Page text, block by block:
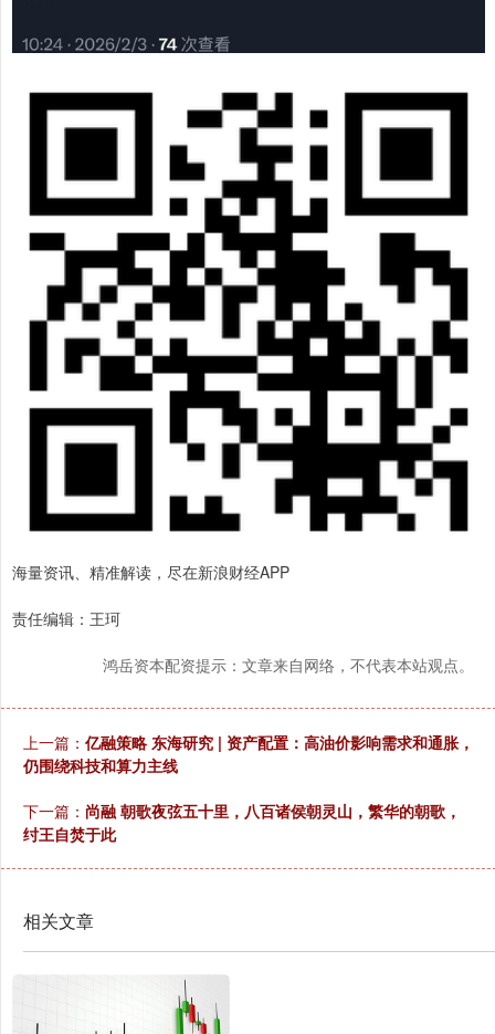
海量资讯、精准解读，尽在新浪财经APP
责任编辑：王珂
鸿岳资本配资提示：文章来自网络，不代表本站观点。
上一篇： 亿融策略 东海研究 | 资产配置：高油价影响需求和通胀，
仍围绕科技和算力主线
下一篇： 尚融 朝歌夜弦五十里，八百诸侯朝灵山，繁华的朝歌，
纣王自焚于此
相关文章